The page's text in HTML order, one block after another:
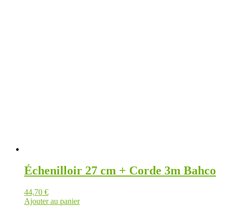
Échenilloir 27 cm + Corde 3m Bahco
44,70 €
Ajouter au panier